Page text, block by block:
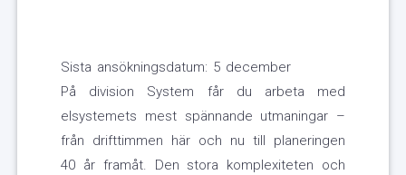
Sista ansökningsdatum: 5 december
På division System får du arbeta med
elsystemets mest spännande utmaningar –
från drifttimmen här och nu till planeringen
40 år framåt. Den stora komplexiteten och